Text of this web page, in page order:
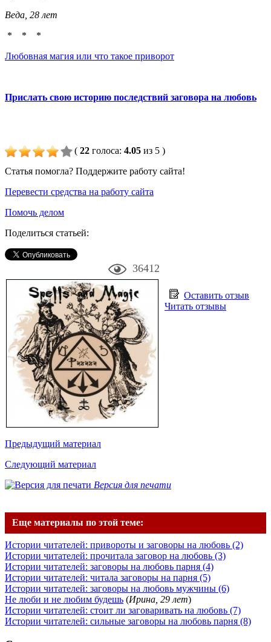
Веда, 28 лет
* * *
Любовная магия или что такое приворот
Прислать свою историю последствий заговора на любовь
( 22 голоса: 4.05 из 5 )
Статья помогла? Поддержите работу сайта!
Перевести средства на работу сайта
Помочь делом
Поделиться статьей:
36412
Оставить отзыв
Читать отзывы
Предыдущий материал
Следующий материал
Версия для печати
Еще материалы по этой теме:
Истории читателей: привороты и заговоры на любовь (2)
Истории читателей: прочитала заговор на любовь (3)
Истории читателей: заговоры на любовь парня (4)
Истории читателей: читала заговоры на парня (5)
Истории читателей: заговоры на любовь мужчины (6)
Не люби и не любим будешь (Ирина, 29 лет)
Истории читателей: стоит ли заговаривать на любовь (7)
Истории читателей: сильные заговоры на любовь парня (8)